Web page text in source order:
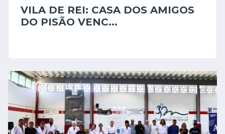
VILA DE REI: CASA DOS AMIGOS
DO PISÃO VENC...